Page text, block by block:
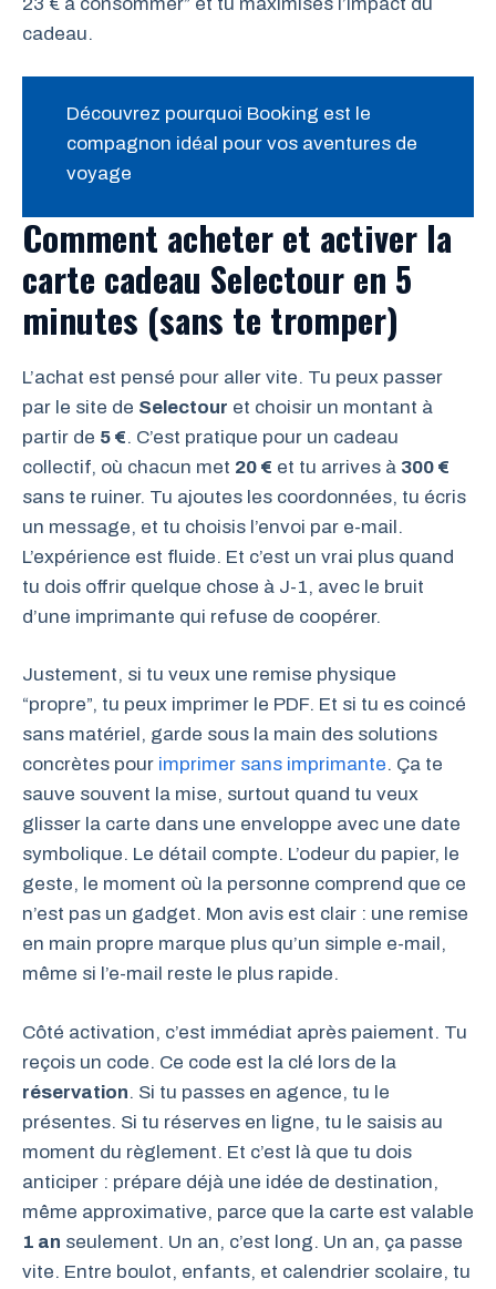
cadeau.
Découvrez pourquoi Booking est le
compagnon idéal pour vos aventures de
voyage
Comment acheter et activer la
carte cadeau Selectour en 5
minutes (sans te tromper)
L’achat est pensé pour aller vite. Tu peux passer
par le site de Selectour et choisir un montant à
partir de 5 €. C’est pratique pour un cadeau
collectif, où chacun met 20 € et tu arrives à 300 €
sans te ruiner. Tu ajoutes les coordonnées, tu écris
un message, et tu choisis l’envoi par e-mail.
L’expérience est fluide. Et c’est un vrai plus quand
tu dois offrir quelque chose à J-1, avec le bruit
d’une imprimante qui refuse de coopérer.
Justement, si tu veux une remise physique
“propre”, tu peux imprimer le PDF. Et si tu es coincé
sans matériel, garde sous la main des solutions
concrètes pour imprimer sans imprimante. Ça te
sauve souvent la mise, surtout quand tu veux
glisser la carte dans une enveloppe avec une date
symbolique. Le détail compte. L’odeur du papier, le
geste, le moment où la personne comprend que ce
n’est pas un gadget. Mon avis est clair : une remise
en main propre marque plus qu’un simple e-mail,
même si l’e-mail reste le plus rapide.
Côté activation, c’est immédiat après paiement. Tu
reçois un code. Ce code est la clé lors de la
réservation. Si tu passes en agence, tu le
présentes. Si tu réserves en ligne, tu le saisis au
moment du règlement. Et c’est là que tu dois
anticiper : prépare déjà une idée de destination,
même approximative, parce que la carte est valable
1 an seulement. Un an, c’est long. Un an, ça passe
vite. Entre boulot, enfants, et calendrier scolaire, tu